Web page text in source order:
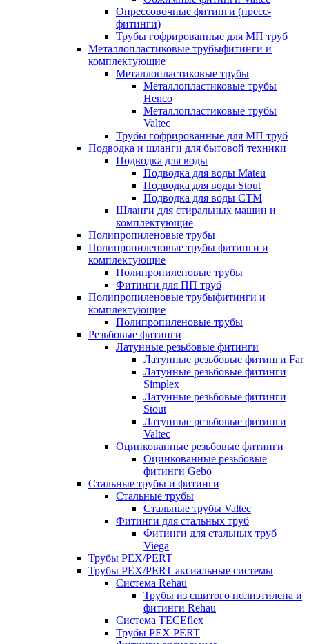
Опрессовочные фитинги (пресс-
фитинги)
Трубы гофрированные для МП труб
Металлопластиковые трубыфитинги и
комплектующие
Металлопластиковые трубы
Металлопластиковые трубы
Henco
Металлопластиковые трубы
Valtec
Трубы гофрированные для МП труб
Подводка и шланги для бытовой техники
Подводка для воды
Подводка для воды Mateu
Подводка для воды Stout
Подводка для воды СТМ
Шланги для стиральных машин и
комплектующие
Полипропиленовые трубы
Полипропиленовые трубы фитинги и
комплектующие
Полипропиленовые трубы
Фитинги для ПП труб
Полипропиленовые трубыфитинги и
комплектующие
Полипропиленовые трубы
Резьбовые фитинги
Латунные резьбовые фитинги
Латунные резьбовые фитинги Far
Латунные резьбовые фитинги
Simplex
Латунные резьбовые фитинги
Stout
Латунные резьбовые фитинги
Valtec
Оцинкованные резьбовые фитинги
Оцинкованные резьбовые
фитинги Gebo
Стальные трубы и фитинги
Стальные трубы
Стальные трубы Valtec
Фитинги для стальных труб
Фитинги для стальных труб
Viega
Трубы PEX/PERT
Трубы PEX/PERT аксиальные системы
Система Rehau
Трубы из сшитого полиэтилена и
фитинги Rehau
Система TECEflex
Трубы PEX PERT